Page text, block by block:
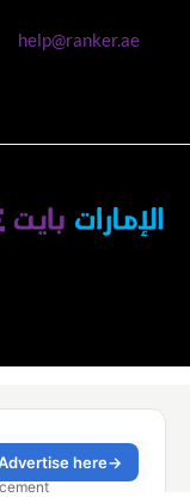
help@ranker.ae